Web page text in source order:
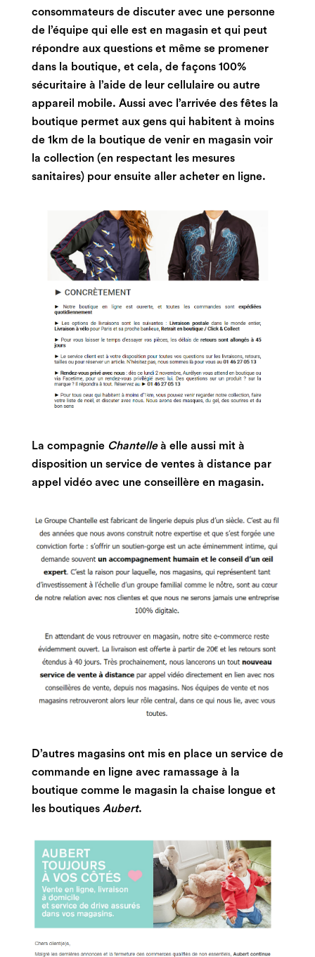
consommateurs de discuter avec une personne
de l’équipe qui elle est en magasin et qui peut
répondre aux questions et même se promener
dans la boutique, et cela, de façons 100%
sécuritaire à l’aide de leur cellulaire ou autre
appareil mobile. Aussi avec l’arrivée des fêtes la
boutique permet aux gens qui habitent à moins
de 1km de la boutique de venir en magasin voir
la collection (en respectant les mesures
sanitaires) pour ensuite aller acheter en ligne.
La compagnie Chantelleà elle aussi mit à
disposition un service de ventes à distance par
appel vidéo avec une conseillère en magasin.
D’autres magasins ont mis en place un service de
commande en ligne avec ramassage à la
boutique comme le magasin la chaise longue et
les boutiques Aubert.